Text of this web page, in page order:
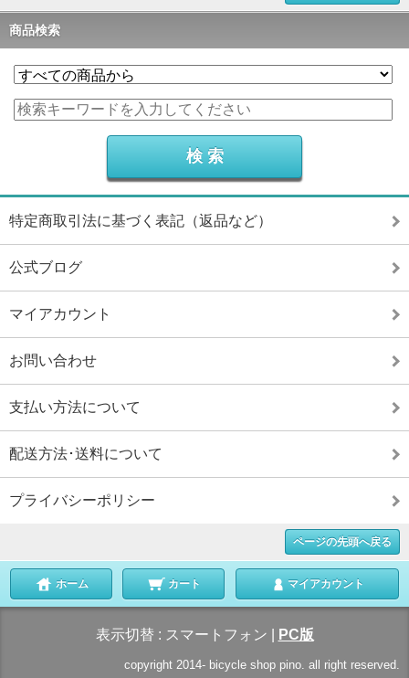
商品検索
特定商取引法に基づく表記（返品など）
公式ブログ
マイアカウント
お問い合わせ
支払い方法について
配送方法･送料について
プライバシーポリシー
ページの先頭へ戻る
ホーム カート マイアカウント
表示切替 : スマートフォン PC版
copyright 2014- bicycle shop pino. all right reserved.